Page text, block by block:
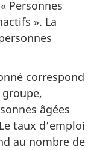
Personnes
». La
correspond
âgées
taux d’emploi
au nombre de